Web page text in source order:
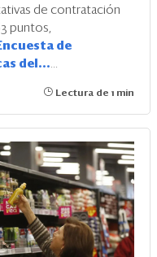
de contratación
puntos,
de
del......
Lectura de 1 min